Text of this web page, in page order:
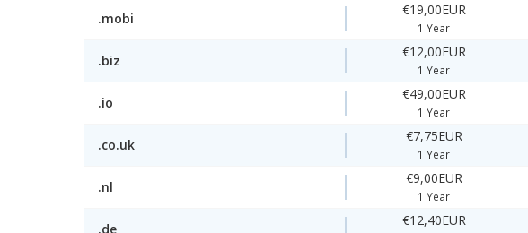
.mobi
€19,00EUR
1 Year
.biz
€12,00EUR
1 Year
.io
€49,00EUR
1 Year
.co.uk
€7,75EUR
1 Year
.nl
€9,00EUR
1 Year
.de
€12,40EUR